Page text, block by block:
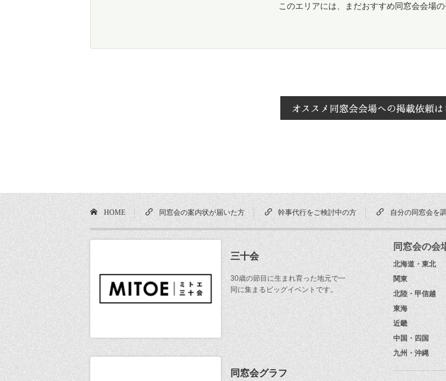
このエリアには、まだおすすめ同窓会会場の
HOME 同窓会の案内状が届いた方 幹事代行をご検討中の方 自分の同窓会を
三十会
30歳の節目に生まれ育った地元で一
同に集まるビッグイベントです。
同窓会グラフ
同窓会の会
北海道・東北
関東
北陸・甲信越
東海
近畿
中国・四国
九州・沖縄